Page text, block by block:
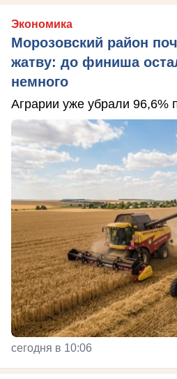
Экономика
Морозовский район
жатву: до финиша
немного
Аграрии уже убрали 96,6%
сегодня в 10:06